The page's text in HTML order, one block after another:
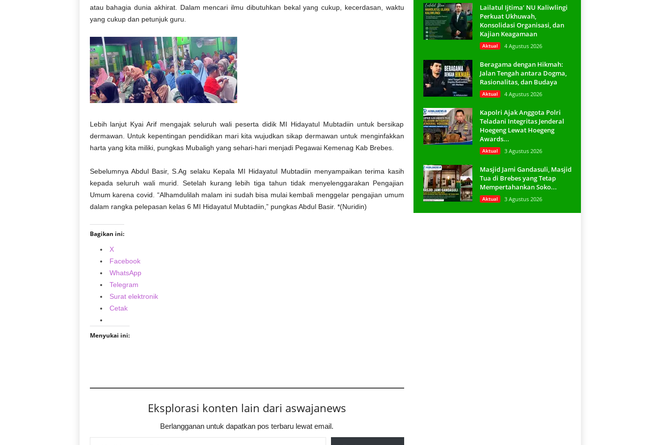
atau bahagia dunia akhirat. Dalam mencari ilmu dibutuhkan bekal yang cukup, kecerdasan, waktu
yang cukup dan petunjuk guru.
Lebih lanjut Kyai Arif mengajak seluruh wali peserta didik MI Hidayatul Mubtadiin untuk bersikap
dermawan. Untuk kepentingan pendidikan mari kita wujudkan sikap dermawan untuk menginfakkan
harta yang kita miliki, pungkas Mubaligh yang sehari-hari menjadi Pegawai Kemenag Kab Brebes.
Sebelumnya Abdul Basir, S.Ag selaku Kepala MI Hidayatul Mubtadiin menyampaikan terima kasih
kepada seluruh wali murid. Setelah kurang lebih tiga tahun tidak menyelenggarakan Pengajian
Umum karena covid. “Alhamdulilah malam ini sudah bisa mulai kembali menggelar pengajian umum
dalam rangka pelepasan kelas 6 MI Hidayatul Mubtadiin,” pungkas Abdul Basir. *(Nuridin)
Bagikan ini:
X
Facebook
WhatsApp
Telegram
Surat elektronik
Cetak
Menyukai ini:
Eksplorasi konten lain dari aswajanews
Berlangganan untuk dapatkan pos terbaru lewat email.
Ketikkan email Anda...
Lailatul Ijtima’ NU Kaliwlingi
Perkuat Ukhuwah,
Konsolidasi Organisasi, dan
Kajian Keagamaan
Aktual 4 Agustus 2026
Beragama dengan Hikmah:
Jalan Tengah antara Dogma,
Rasionalitas, dan Budaya
Aktual 4 Agustus 2026
Kapolri Ajak Anggota Polri
Teladani Integritas Jenderal
Hoegeng Lewat Hoegeng
Awards...
Aktual 3 Agustus 2026
Masjid Jami Gandasuli, Masjid
Tua di Brebes yang Tetap
Mempertahankan Soko...
Aktual 3 Agustus 2026